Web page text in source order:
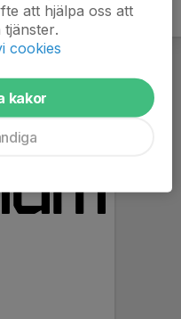
att hjälpa oss att
cookies
kakor